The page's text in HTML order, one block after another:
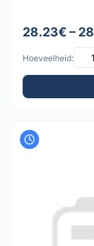
28.23€ –
Hoeveelheid: